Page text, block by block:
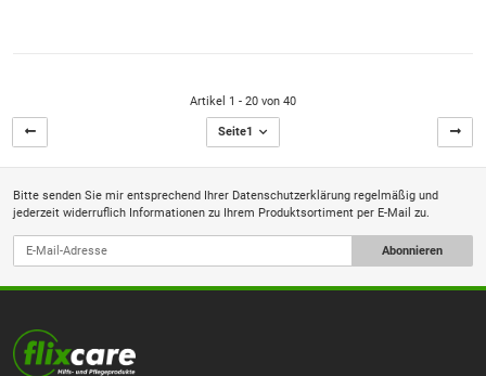
Artikel 1 - 20 von 40
Seite1
Bitte senden Sie mir entsprechend Ihrer Datenschutzerklärung regelmäßig und
jederzeit widerruflich Informationen zu Ihrem Produktsortiment per E-Mail zu.
Abonnieren